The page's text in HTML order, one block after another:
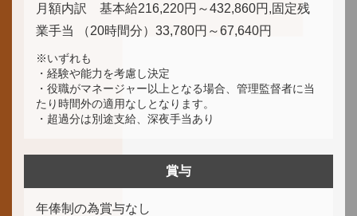
月額内訳 基本給216,220円～432,860円,固定残
業手当 （20時間分）33,780円～67,640円
※いずれも
・経験や能力を考慮し決定
・役職がマネージャー以上となる場合、管理監督者に当
たり時間外の適用なしとなります。
・超過分は別途支給、深夜手当あり
賞与
年俸制の為賞与なし